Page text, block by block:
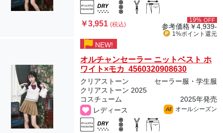
￥3,951(税込)
19% OFF
参考価格￥4,939-
1%ポイント 還元
NEW!
オルチャンセーラー ニットベスト ホ
ワイト×モカ 4560320908630
クリアストーン
セーラー服・学生服
クリアストーン 2025
コスチューム
2025年発売
レディース
All オールシーズン